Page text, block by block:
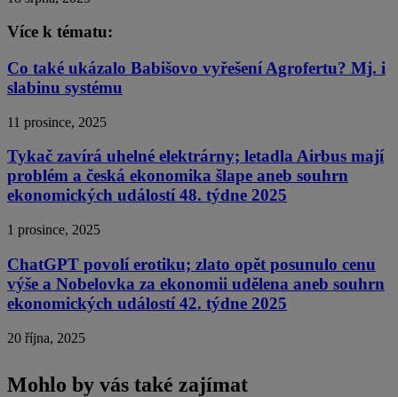
Více k tématu:
Co také ukázalo Babišovo vyřešení Agrofertu? Mj. i
slabinu systému
11 prosince, 2025
Tykač zavírá uhelné elektrárny; letadla Airbus mají
problém a česká ekonomika šlape aneb souhrn
ekonomických událostí 48. týdne 2025
1 prosince, 2025
ChatGPT povolí erotiku; zlato opět posunulo cenu
výše a Nobelovka za ekonomii udělena aneb souhrn
ekonomických událostí 42. týdne 2025
20 října, 2025
Mohlo by vás také zajímat